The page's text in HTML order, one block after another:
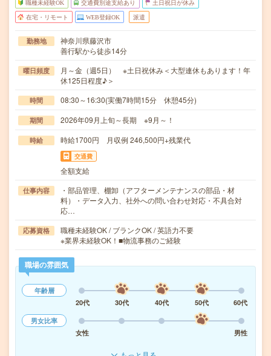
職種未経験OK 交通費別途支給あり 土日祝日が休み
在宅・リモート WEB登録OK 派遣
勤務地
神奈川県藤沢市
善行駅から徒歩14分
曜日頻度
月～金（週5日） ※土日祝休み＜大型連休もあります！年
休125日程度♪＞
時間 08:30～16:30(実働7時間15分 休憩45分)
期間 2026年09月上旬～長期 ※9月～！
時給 時給1700円 月収例 246,500円+残業代
交通費
全額支給
仕事内容
・部品管理、棚卸（アフターメンテナンスの部品・材
料）・データ入力、社外への問い合わせ対応・不具合対
応…
応募資格
職種未経験OK / ブランクOK / 英語力不要
※業界未経験OK！■物流事務のご経験
職場の雰囲気
年齢層
20代
30代 40代 50代
60代
男女比率
女性
男性